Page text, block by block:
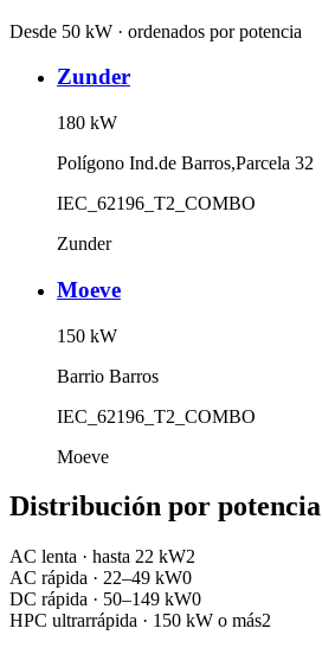
Desde 50 kW · ordenados por potencia
Zunder
180 kW
Polígono Ind.de Barros,Parcela 32
IEC_62196_T2_COMBO
Zunder
Moeve
150 kW
Barrio Barros
IEC_62196_T2_COMBO
Moeve
Distribución por potencia
AC lenta · hasta 22 kW2
AC rápida · 22–49 kW0
DC rápida · 50–149 kW0
HPC ultrarrápida · 150 kW o más2